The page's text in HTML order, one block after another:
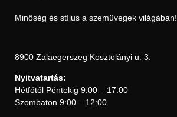
Minőség és stílus a szemüvegek világában!
8900 Zalaegerszeg Kosztolányi u. 3.
Nyitvatartás:
Hétfőtől Péntekig 9:00 – 17:00
Szombaton 9:00 – 12:00